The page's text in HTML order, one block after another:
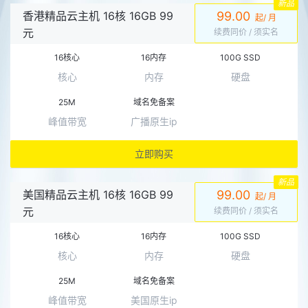
香港精品云主机 16核 16GB 99
元
16核心
核心
16内存
内存
100G SSD
硬盘
25M
峰值带宽
域名免备案
广播原生ip
99.00 起/ 月
续费同价 / 须实名
新品
立即购买
美国精品云主机 16核 16GB 99
元
16核心
核心
16内存
内存
100G SSD
硬盘
25M
峰值带宽
域名免备案
美国原生ip
99.00 起/ 月
续费同价 / 须实名
新品